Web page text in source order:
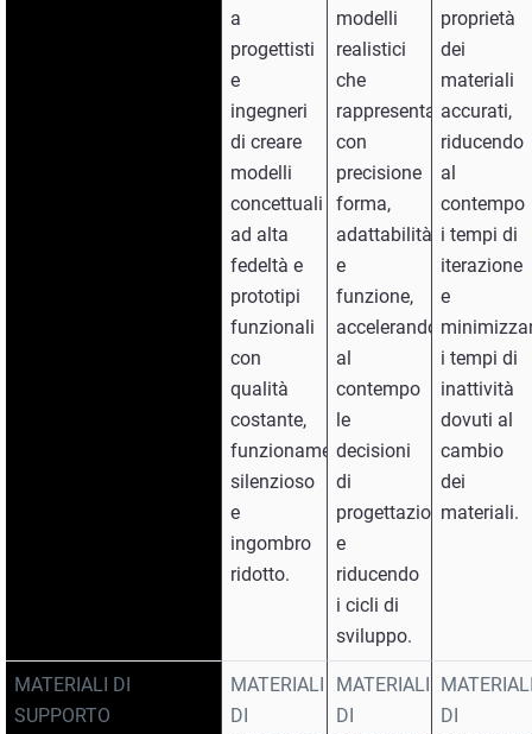
MATERIALI DI
SUPPORTO
a
progettisti
e
ingegneri
di creare
modelli
concettuali
ad alta
fedeltà e
prototipi
funzionali
con
qualità
costante,
funzionamento
silenzioso
e
ingombro
ridotto.
MATERIALI
DI
modelli
realistici
che
rappresentano
con
precisione
forma,
adattabilità
e
funzione,
accelerando
al
contempo
le
decisioni
di
progettazione
e
riducendo
i cicli di
sviluppo.
MATERIALI
DI
proprietà
dei
materiali
accurati,
riducendo
al
contempo
i tempi di
iterazione
e
i tempi di
inattività
dovuti al
cambio
dei
materiali.
DI